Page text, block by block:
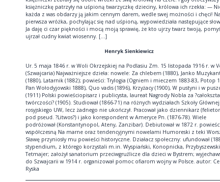
księżniczkę patrzyły na uśpioną twarzyczkę dzieciny, królowa ich rzekła: —
każda z was obdarzy ją jakim cennym darem, wedle swej możności i chęci!
pierwsza wróżka, pochylając się nad uśpioną, wypowiedziała następujące
Ja daję ci czar piękności i mocą moją sprawię, że kto ujrzy twarz twoją,
ujrzał cudny kwiat wiosenny. [...]
Henryk Sienkiewicz
Ur. 5 maja 1846 r. w Woli Okrzejskiej na Podlasiu Zm. 15 listopada 1916 r. w
(Szwajcaria) Najważniejsze dzieła: nowele: Za chlebem (1880), Janko
(1880), Latarnik (1882); powieści: Trylogia (Ogniem i mieczem 1883-83, Potop
Pan Wołodyjowski 1888), Quo vadis (1896), Krzyżacy (1900), W pustyni i w
(1911) Polski powieściopisarz i publicysta, laureat Nagrody Nobla za
twórczości? (1905). Studiował (1866-71) na różnych wydziałach Szkoły
rosyjskiego UW, lecz żadnego nie ukończył. Pracował jako dziennikarz
pod pseud. ?Litwos?) i jako korespondent w Ameryce Pn. (1876-78). Wiele
podróżował (Konstantynopol, Ateny, Zanzibar). Debiutował w 1872 r.
współczesną Na marne oraz tendencyjnymi nowelami Humoreski z teki
Sławę przyniosły mu powieści historyczne. Działacz społeczny: ufundował
stypendium, z którego korzystali m.in. Wyspiański, Konopnicka,
Tetmajer; założył sanatorium przeciwgruźlicze dla dzieci w Bystrem;
do Szwajcarii w 1914 r. organizował pomoc ofiarom wojny w Polsce. autor:
Ryska